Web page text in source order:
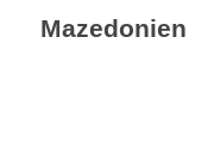
Mazedonien